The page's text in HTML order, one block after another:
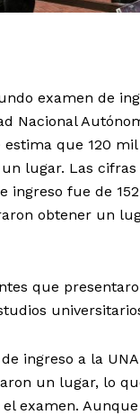
examen de
Nacional
que 120
lugar. Las
fue de
obtener un
que
ingreso a la
un lugar, lo
examen.